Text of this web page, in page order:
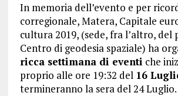
In memoria dell’evento e per
corregionale, Matera, Capitale
cultura 2019, (sede, fra l’altro, del
Centro di geodesia spaziale) ha
ricca settimana di eventi che
proprio alle ore 19:32 del 16
termineranno la sera del 24 Luglio.